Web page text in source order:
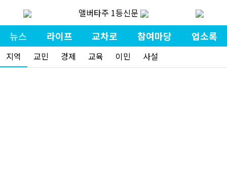
앨버타주 1등신문
뉴스 라이프 교차로 참여마당 업소록
지역 교민 경제 교육 이민 사설